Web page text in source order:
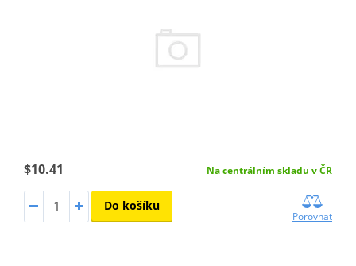
$10.41 Na centrálním skladu v ČR
Do košíku
Porovnat